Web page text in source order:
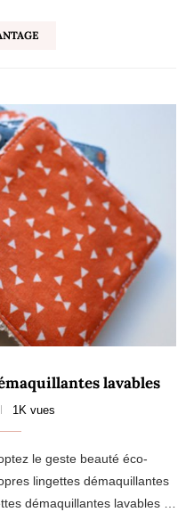
lavables
1K vues
le geste beauté éco-
lingettes démaquillantes
démaquillantes lavables …